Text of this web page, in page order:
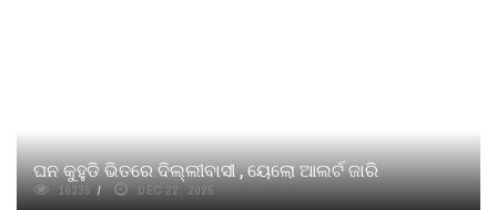
ଘନ କୁହୁଡି ଭିତରେ ଦିଲ୍ଲୀବାସୀ , ୟେଲୋ ଆଲର୍ଟ ଜାରି
16335 DEC 22, 2025